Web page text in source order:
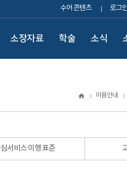
수어 콘텐츠 로그인
소장자료 학술 소식
이용안내
서비스 이행 표준